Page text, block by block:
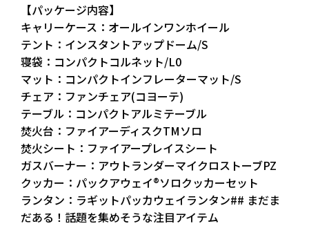
【パッケージ内容】
キャリーケース：オールインワンホイール
テント：インスタントアップドーム/S
寝袋：コンパクトコルネット/L0
マット：コンパクトインフレーターマット/S
チェア：ファンチェア(コヨーテ)
テーブル：コンパクトアルミテーブル
焚火台：ファイアーディスクTMソロ
焚火シート：ファイアープレイスシート
ガスバーナー：アウトランダーマイクロストーブPZ
クッカー：パックアウェイ®ソロクッカーセット
ランタン：ラギットパッカウェイランタン## まだま
だある！話題を集めそうな注目アイテム